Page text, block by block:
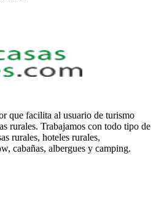
que facilita al usuario de turismo
rurales. Trabajamos con todo tipo de
rurales, hoteles rurales,
cabañas, albergues y camping.